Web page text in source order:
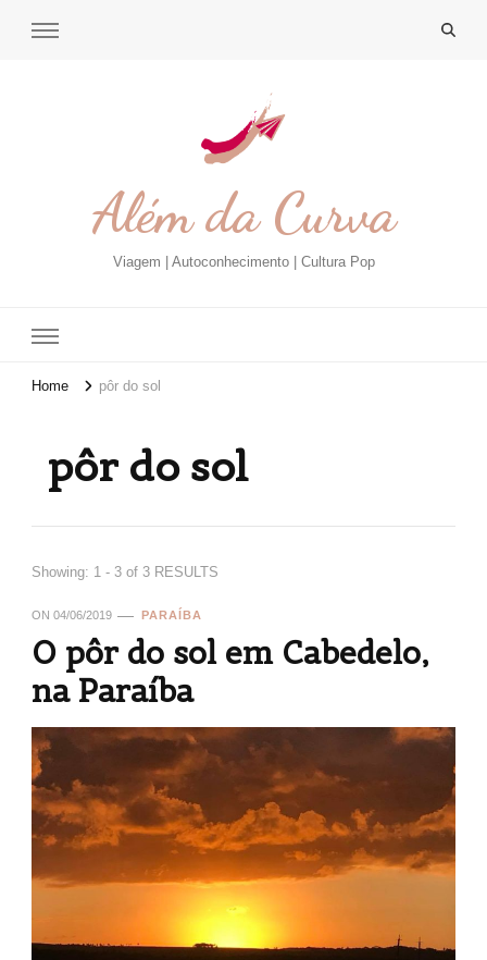
Além da Curva
Viagem | Autoconhecimento | Cultura Pop
Home pôr do sol
pôr do sol
Showing: 1 - 3 of 3 RESULTS
ON 04/06/2019 PARAÍBA
O pôr do sol em Cabedelo,
na Paraíba